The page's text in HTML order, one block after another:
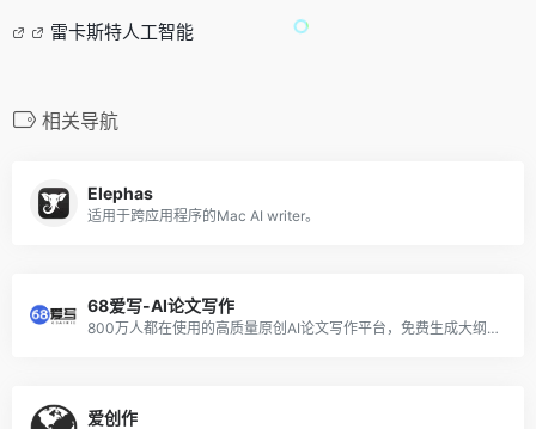
雷卡斯特人工智能
相关导航
Elephas
适用于跨应用程序的Mac AI writer。
68爱写-AI论文写作
800万人都在使用的高质量原创AI论文写作平台，免费生成大纲，可无限改稿，包过查重！
爱创作